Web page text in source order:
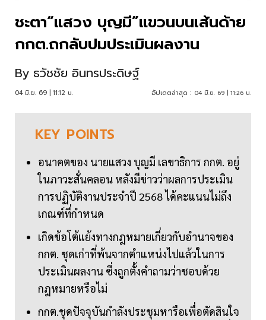
ชะตา“แสวง บุญมี”แขวนบนเส้นด้าย
กกต.ถกลับปมประเมินผลงาน
By ธวัชชัย อินทรประดิษฐ์
04 มิ.ย. 69 | 11:12 น. อัปเดตล่าสุด : 04 มิ.ย. 69 | 11:26 น.
KEY POINTS
อนาคตของ นายแสวง บุญมี เลขาธิการ กกต. อยู่
ในภาวะสั่นคลอน หลังมีข่าวว่าผลการประเมิน
การปฏิบัติงานประจำปี 2568 ได้คะแนนไม่ถึง
เกณฑ์ที่กำหนด
เกิดข้อโต้แย้งทางกฎหมายเกี่ยวกับอำนาจของ
กกต. ชุดเก่าที่พ้นจากตำแหน่งไปแล้วในการ
ประเมินผลงาน ซึ่งถูกตั้งคำถามว่าชอบด้วย
กฎหมายหรือไม่
กกต.ชุดปัจจุบันกำลังประชุมหารือเพื่อตัดสินใจ